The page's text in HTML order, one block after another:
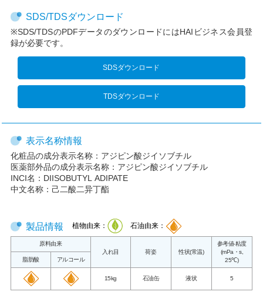
SDS/TDSダウンロード
※SDS/TDSのPDFデータのダウンロードにはHAIビジネス会員登
録が必要です。
SDSダウンロード
TDSダウンロード
表示名称情報
化粧品の成分表示名称： アジピン酸ジイソブチル
医薬部外品の成分表示名称： アジピン酸ジイソブチル
INCI名： DIISOBUTYL ADIPATE
中文名称： 己二酸二异丁酯
製品情報 植物由来： 石油由来：
原料由来
入れ目
荷姿 性状(常温)
参考値-粘度
(mPa・s,
25℃)
脂肪酸 アルコール
15kg 石油缶 液状 5